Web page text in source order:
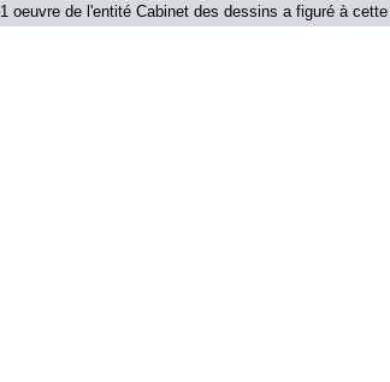
1 oeuvre de l'entité Cabinet des dessins a figuré à